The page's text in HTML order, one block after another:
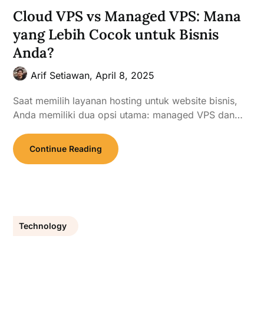
Cloud VPS vs Managed VPS: Mana
yang Lebih Cocok untuk Bisnis
Anda?
Arif Setiawan,April 8, 2025
Saat memilih layanan hosting untuk website bisnis,
Anda memiliki dua opsi utama: managed VPS dan…
Continue Reading
Technology